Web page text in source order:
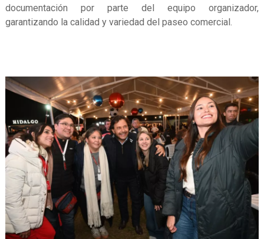
documentación por parte del equipo organizador,
garantizando la calidad y variedad del paseo comercial.